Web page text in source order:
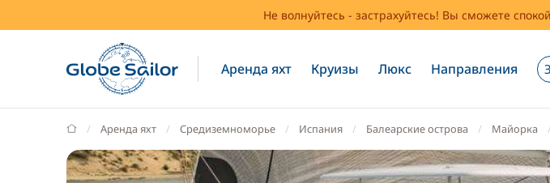
Не волнуйтесь - застрахуйтесь! Вы сможете
Аренда яхт Круизы Люкс Направления
GlobeSailor
Аренда яхт Средиземноморье Испания Балеарские острова Майорка